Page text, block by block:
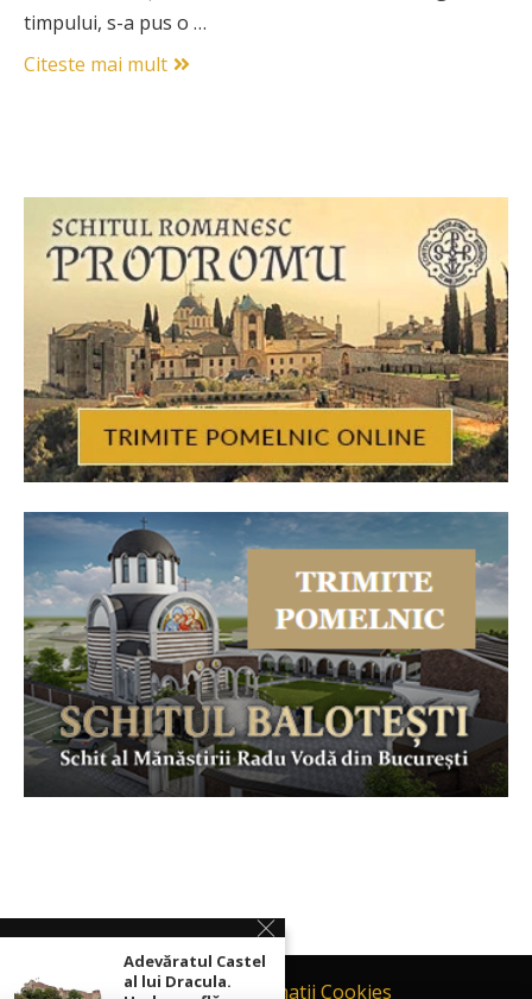
timpului, s-a pus o …
Citeste mai mult
Contact Informatii Cookies
Adevăratul Castel
al lui Dracula.